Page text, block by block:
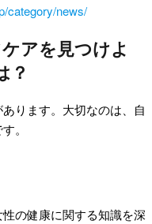
category/news/
アを見つけよ
？
ります。大切なのは、自
。
の健康に関する知識を深